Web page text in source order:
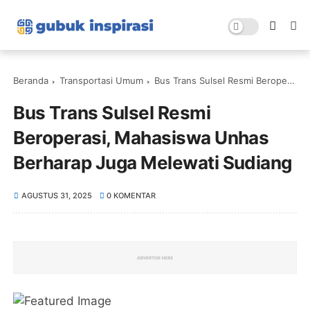
Beranda Transportasi Umum Bus Trans Sulsel Resmi Beroperasi, Mahasiswa Unhas Berharap Juga Melewati Sudiang
Bus Trans Sulsel Resmi
Beroperasi, Mahasiswa Unhas
Berharap Juga Melewati Sudiang
AGUSTUS 31, 2025 0 KOMENTAR